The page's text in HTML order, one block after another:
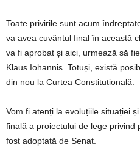
Toate privirile sunt acum
va avea cuvântul final în această
va fi aprobat și aici, urmează să
Klaus Iohannis. Totuși, există
din nou la Curtea Constituțională.
Vom fi atenți la evoluțiile situației
finală a proiectului de lege privind
fost adoptată de Senat.